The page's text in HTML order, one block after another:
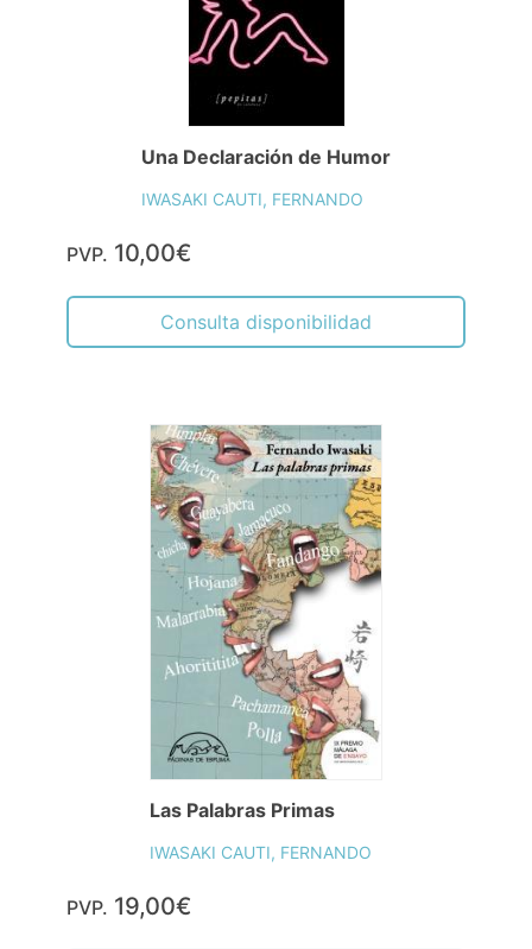
Una Declaración de Humor
IWASAKI CAUTI, FERNANDO
PVP. 10,00€
Consulta disponibilidad
Las Palabras Primas
IWASAKI CAUTI, FERNANDO
PVP. 19,00€